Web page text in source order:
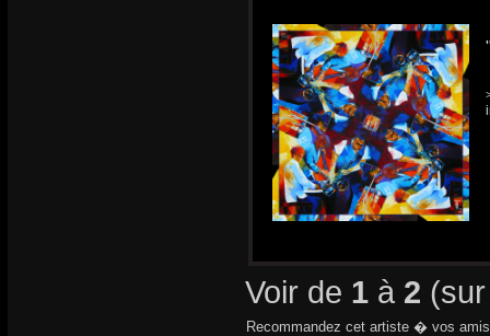
Voir de 1 à 2
Recommandez cet artiste � vos